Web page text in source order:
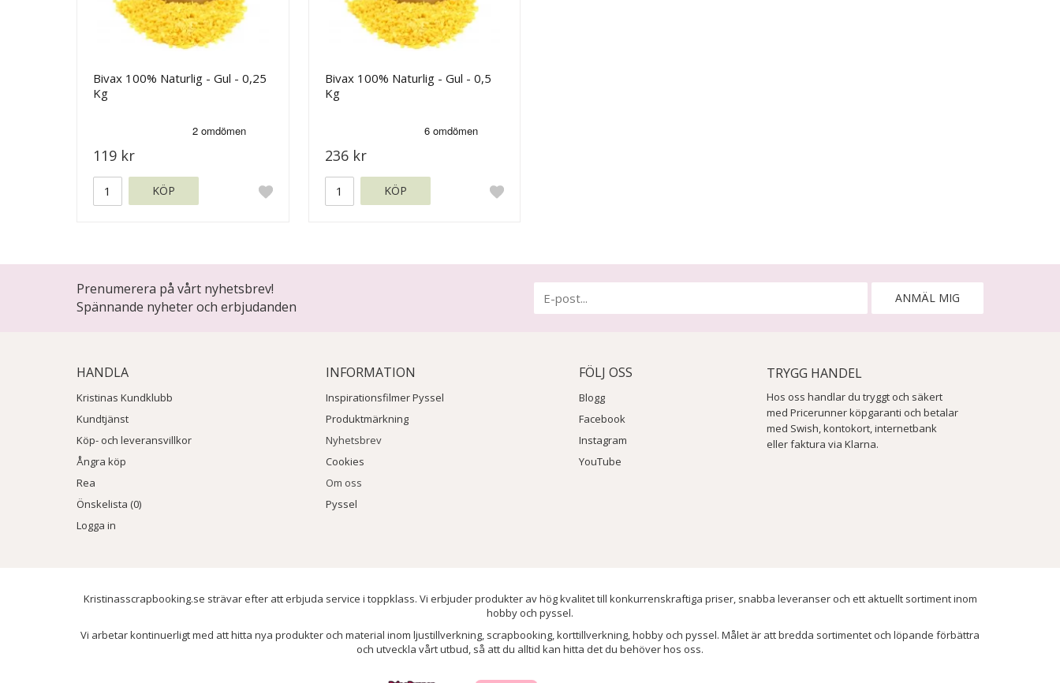
Bivax 100% Naturlig - Gul - 0,25
Kg
119 kr
KÖP
Bivax 100% Naturlig - Gul - 0,5
Kg
236 kr
KÖP
Prenumerera på vårt nyhetsbrev!
Spännande nyheter och erbjudanden
ANMÄL MIG
HANDLA
Kristinas Kundklubb
Kundtjänst
Köp- och leveransvillkor
Ångra köp
Rea
Önskelista (0)
Logga in
INFORMATION
Inspirationsfilmer Pyssel
Produktmärkning
Nyhetsbrev
Cookies
Om oss
Pyssel
FÖLJ OSS
Blogg
Facebook
Instagram
YouTube
TRYGG HANDEL
Hos oss handlar du tryggt och säkert
med Pricerunner köpgaranti och betalar
med Swish, kontokort, internetbank
eller faktura via Klarna.
Kristinasscrapbooking.se strävar efter att erbjuda service i toppklass. Vi erbjuder produkter av hög kvalitet till konkurrenskraftiga priser, snabba leveranser och ett aktuellt sortiment inom
hobby och pyssel.
Vi arbetar kontinuerligt med att hitta nya produkter och material inom ljustillverkning, scrapbooking, korttillverkning, hobby och pyssel. Målet är att bredda sortimentet och löpande förbättra
och utveckla vårt utbud, så att du alltid kan hitta det du behöver hos oss.